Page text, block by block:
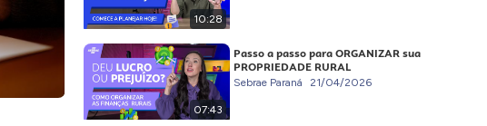
10:28
07:43
Passo a passo para ORGANIZAR sua
PROPRIEDADE RURAL
Sebrae Paraná 21/04/2026